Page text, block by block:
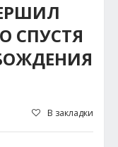
СПУСТЯ
В закладки